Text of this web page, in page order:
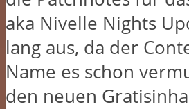
aka Nivelle Nights
lang aus, da der
Name es schon
den neuen